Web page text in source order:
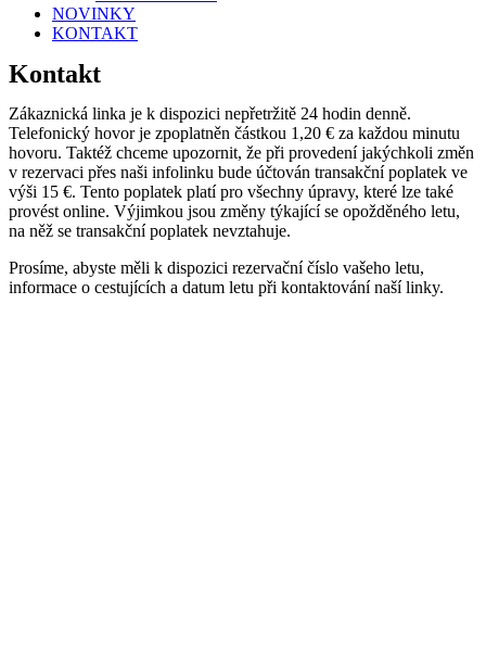
NOVINKY
KONTAKT
Kontakt
Zákaznická linka je k dispozici nepřetržitě 24 hodin denně.
Telefonický hovor je zpoplatněn částkou 1,20 € za každou minutu
hovoru. Taktéž chceme upozornit, že při provedení jakýchkoli změn
v rezervaci přes naši infolinku bude účtován transakční poplatek ve
výši 15 €. Tento poplatek platí pro všechny úpravy, které lze také
provést online. Výjimkou jsou změny týkající se opožděného letu,
na něž se transakční poplatek nevztahuje.
Prosíme, abyste měli k dispozici rezervační číslo vašeho letu,
informace o cestujících a datum letu při kontaktování naší linky.